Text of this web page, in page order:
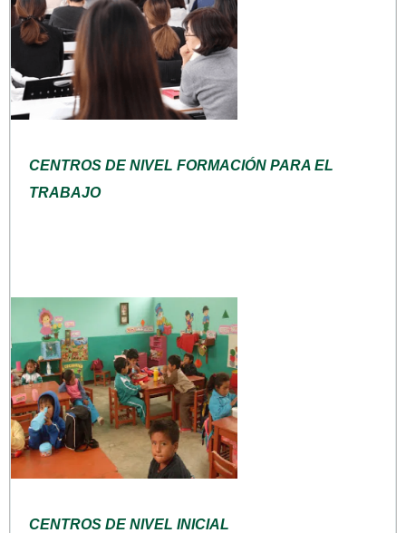
CENTROS DE NIVEL FORMACIÓN PARA EL
TRABAJO
CENTROS DE NIVEL INICIAL